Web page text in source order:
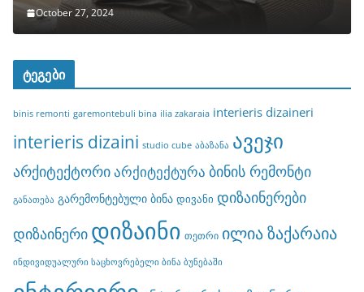
October 27, 2024
ტეგები
binis remonti garemontebuli bina ilia zakaraia interieris dizaineri
interieris dizaini studio cube აბაზანა ავეჯი
არქიტექტორიარქიტექტურა ბინის რემონტი
განათება გარემონტებული ბინა დივანი დიზაინერები
დიზაინერი დიზაინი თეთრი ილია ზაქარაია
ინდივიდუალური საცხოვრებელი ბინა ბუნებაში